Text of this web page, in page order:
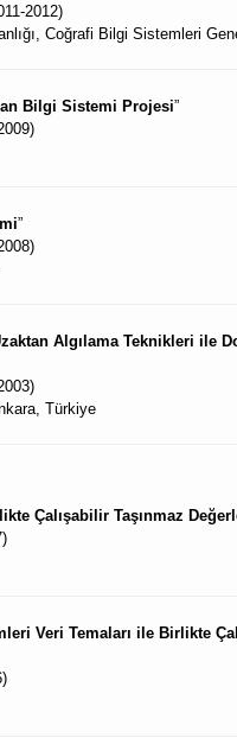
2012)
Coğrafi Bilgi Sistemleri
Bilgi Sistemi Projesi”
”
Algılama Teknikleri ile
Türkiye
Çalışabilir Taşınmaz
Veri Temaları ile Birlikte